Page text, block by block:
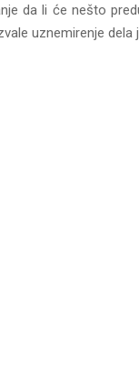
da li će nešto
uznemirenje dela